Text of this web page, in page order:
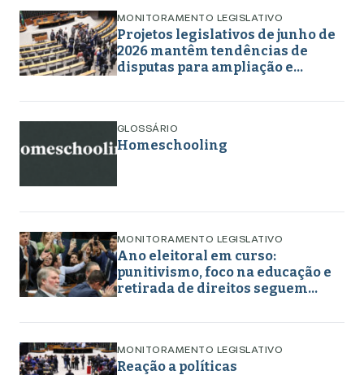
MONITORAMENTO LEGISLATIVO
Projetos legislativos de junho de
2026 mantêm tendências de
disputas para ampliação e
gênero, educação e
GLOSSÁRIO
Homeschooling
MONITORAMENTO LEGISLATIVO
Ano eleitoral em curso:
punitivismo, foco na educação e
retirada de direitos seguem
2026
MONITORAMENTO LEGISLATIVO
Reação a políticas